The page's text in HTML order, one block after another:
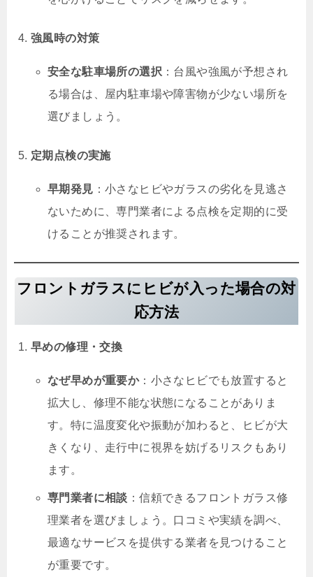
強風時の対策
安全な駐車場所の選択 ：台風や強風が予想され
る場合は、屋内駐車場や障害物が少ない場所を
選びましょう。
定期点検の実施
早期発見 ：小さなヒビやガラスの劣化を見逃さ
ないために、専門業者による点検を定期的に受
けることが推奨されます。
フロントガラスにヒビが入った場合の対
応方法
早めの修理・交換
なぜ早めが重要か：小さなヒビでも放置すると
拡大し、修理不能な状態になることがありま
す。特に温度変化や振動が加わると、ヒビが大
きくなり、走行中に視界を妨げるリスクもあり
ます。
専門業者に相談 ：信頼できるフロントガラス修
理業者を選びましょう。口コミや実績を調べ、
最適なサービスを提供する業者を見つけること
が重要です。